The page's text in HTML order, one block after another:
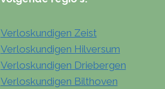
Verloskundigen Zeist
Verloskundigen Hilversum
Verloskundigen Driebergen
Verloskundigen Bilthoven